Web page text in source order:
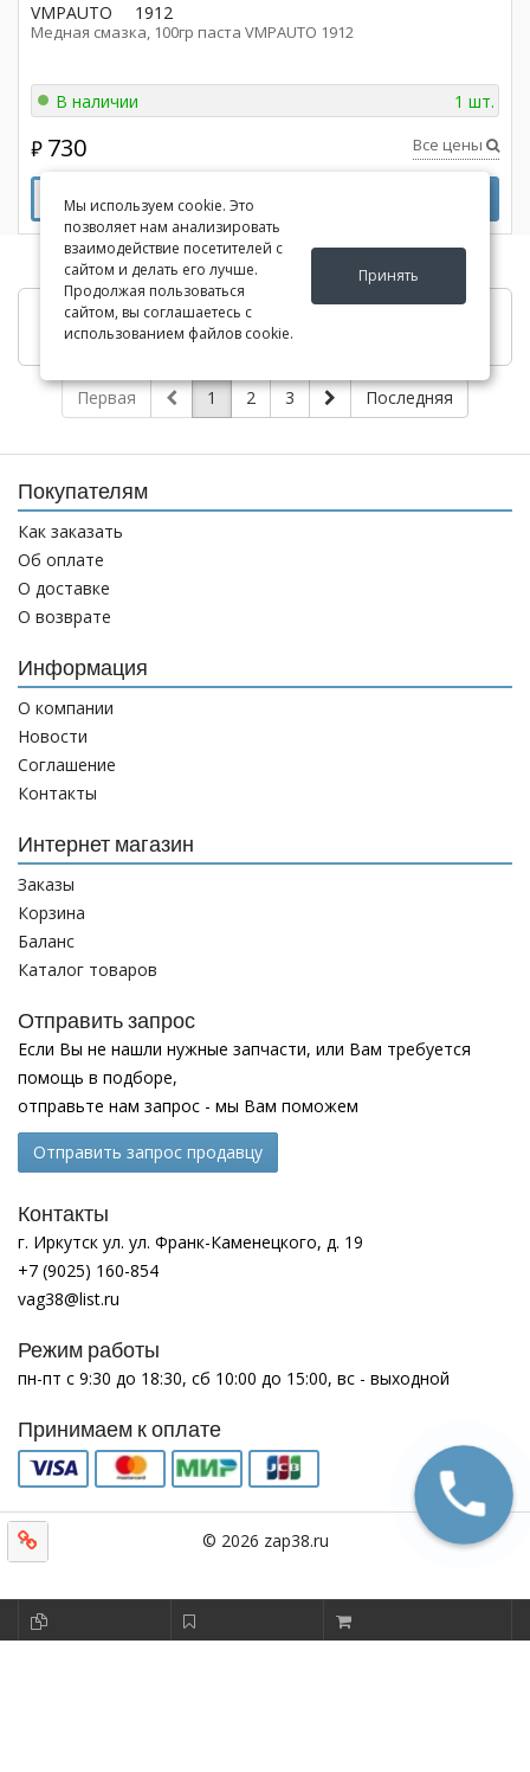
VMPAUTO 1912
Медная смазка, 100гр паста VMPAUTO 1912
В наличии 1 шт.
₽ 730 Все цены
+
Показать ещё
Первая 1 2 3 Последняя
Покупателям
Как заказать
Об оплате
О доставке
О возврате
Информация
О компании
Новости
Соглашение
Контакты
Интернет магазин
Заказы
Корзина
Баланс
Каталог товаров
Отправить запрос
Если Вы не нашли нужные запчасти, или Вам требуется
помощь в подборе,
отправьте нам запрос - мы Вам поможем
Отправить запрос продавцу
Контакты
г. Иркутск ул. ул. Франк-Каменецкого, д. 19
+7 (9025) 160-854
vag38@list.ru
Режим работы
пн-пт с 9:30 до 18:30, сб 10:00 до 15:00, вс - выходной
Принимаем к оплате
© 2026 zap38.ru
Мы используем cookie. Это
позволяет нам анализировать
взаимодействие посетителей с
сайтом и делать его лучше.
Продолжая пользоваться
сайтом, вы соглашаетесь с
использованием файлов cookie.
Принять